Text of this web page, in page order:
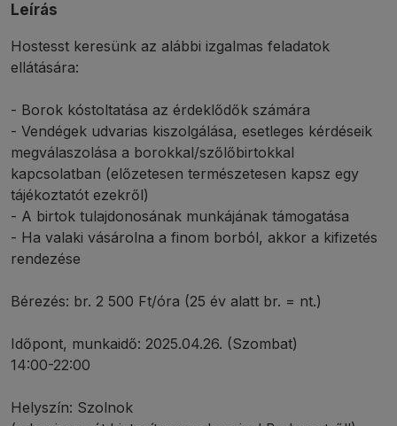
Leírás
Hostesst keresünk az alábbi izgalmas feladatok
ellátására:
- Borok kóstoltatása az érdeklődők számára
- Vendégek udvarias kiszolgálása, esetleges kérdéseik
megválaszolása a borokkal/szőlőbirtokkal
kapcsolatban (előzetesen természetesen kapsz egy
tájékoztatót ezekről)
- A birtok tulajdonosának munkájának támogatása
- Ha valaki vásárolna a finom borból, akkor a kifizetés
rendezése
Bérezés: br. 2 500 Ft/óra (25 év alatt br. = nt.)
Időpont, munkaidő: 2025.04.26. (Szombat)
14:00-22:00
Helyszín: Szolnok